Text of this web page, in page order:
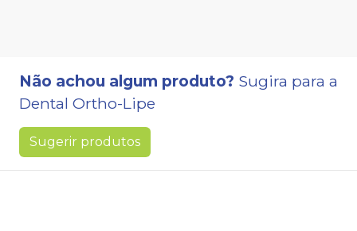
Não achou algum produto? Sugira para a
Dental Ortho-Lipe
Sugerir produtos